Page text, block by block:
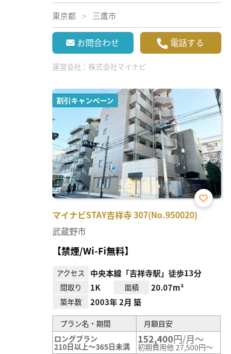
東京都 三鷹市
お問合わせ 電話する
運営会社： 株式会社マイナビ
割引キャンペーン
マイナビSTAY吉祥寺 307(No.950020)お気
に入
武蔵野市
【禁煙/Wi-Fi無料】
アクセス 中央本線「吉祥寺駅」徒歩13分
間取り 1K 面積 20.07m²
築年数 2003年 2月 築
プラン名・期間
月額目安
ロングプラン
210日以上～365日未満
152,400円/月～
初期費用他 27,500円～